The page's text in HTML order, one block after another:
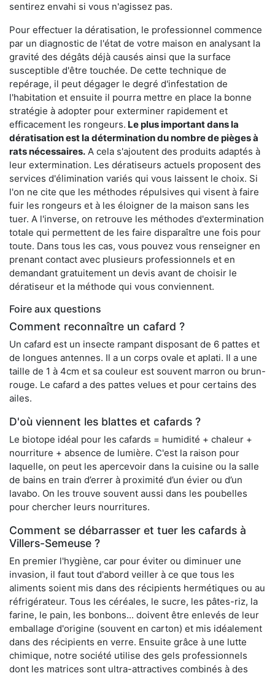
sentirez envahi si vous n'agissez pas.
Pour effectuer la dératisation, le professionnel commence
par un diagnostic de l'état de votre maison en analysant la
gravité des dégâts déjà causés ainsi que la surface
susceptible d'être touchée. De cette technique de
repérage, il peut dégager le degré d'infestation de
l'habitation et ensuite il pourra mettre en place la bonne
stratégie à adopter pour exterminer rapidement et
efficacement les rongeurs. Le plus important dans la
dératisation est la détermination du nombre de pièges à
rats nécessaires. A cela s'ajoutent des produits adaptés à
leur extermination. Les dératiseurs actuels proposent des
services d'élimination variés qui vous laissent le choix. Si
l'on ne cite que les méthodes répulsives qui visent à faire
fuir les rongeurs et à les éloigner de la maison sans les
tuer. A l'inverse, on retrouve les méthodes d'extermination
totale qui permettent de les faire disparaître une fois pour
toute. Dans tous les cas, vous pouvez vous renseigner en
prenant contact avec plusieurs professionnels et en
demandant gratuitement un devis avant de choisir le
dératiseur et la méthode qui vous conviennent.
Foire aux questions
Comment reconnaître un cafard ?
Un cafard est un insecte rampant disposant de 6 pattes et
de longues antennes. Il a un corps ovale et aplati. Il a une
taille de 1 à 4cm et sa couleur est souvent marron ou brun-
rouge. Le cafard a des pattes velues et pour certains des
ailes.
D'où viennent les blattes et cafards ?
Le biotope idéal pour les cafards = humidité + chaleur +
nourriture + absence de lumière. C'est la raison pour
laquelle, on peut les apercevoir dans la cuisine ou la salle
de bains en train d’errer à proximité d’un évier ou d’un
lavabo. On les trouve souvent aussi dans les poubelles
pour chercher leurs nourritures.
Comment se débarrasser et tuer les cafards à
Villers-Semeuse ?
En premier l'hygiène, car pour éviter ou diminuer une
invasion, il faut tout d'abord veiller à ce que tous les
aliments soient mis dans des récipients hermétiques ou au
réfrigérateur. Tous les céréales, le sucre, les pâtes-riz, la
farine, le pain, les bonbons... doivent être enlevés de leur
emballage d'origine (souvent en carton) et mis idéalement
dans des récipients en verre. Ensuite grâce à une lutte
chimique, notre société utilise des gels professionnels
dont les matrices sont ultra-attractives combinés à des